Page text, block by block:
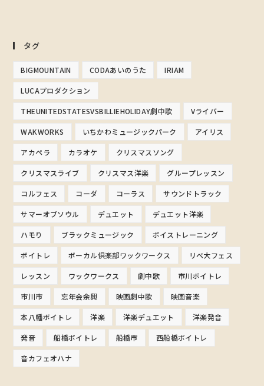
タグ
BIGMOUNTAIN CODAあいのうた IRIAM
LUCAプロダクション
THEUNITEDSTATESVSBILLIEHOLIDAY劇中歌 Vライバー
WAKWORKS いちかわミュージックパーク アイリス
アカペラ カラオケ クリスマスソング
クリスマスライブ クリスマス洋楽 グループレッスン
コルフェス コーダ コーラス サウンドトラック
サマーオブソウル デュエット デュエット洋楽
ハモり ブラックミュージック ボイストレーニング
ボイトレ ボーカル倶楽部ワックワークス リベ大フェス
レッスン ワックワークス 劇中歌 市川ボイトレ
市川市 忘年会余興 映画劇中歌 映画音楽
本八幡ボイトレ 洋楽 洋楽デュエット 洋楽発音
発音 船橋ボイトレ 船橋市 西船橋ボイトレ
音カフェオハナ